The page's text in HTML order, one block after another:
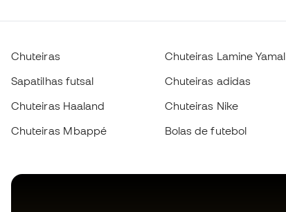
Chuteiras
Sapatilhas futsal
Chuteiras Haaland
Chuteiras Mbappé
Chuteiras Lamine Yamal
Chuteiras adidas
Chuteiras Nike
Bolas de futebol